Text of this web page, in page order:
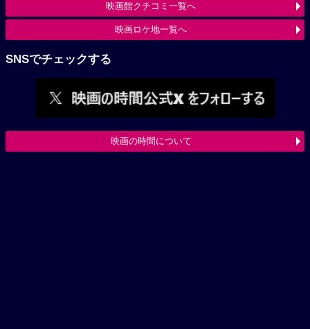
映画館クチコミ一覧へ
映画ロケ地一覧へ
SNSでチェックする
映画の時間について